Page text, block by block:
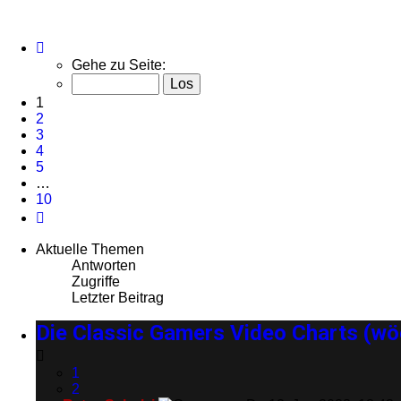
10
Gehe zu Seite:
1
2
3
4
5
…
10
Aktuelle Themen
Antworten
Zugriffe
Letzter Beitrag
Die Classic Gamers Video Charts
1
2